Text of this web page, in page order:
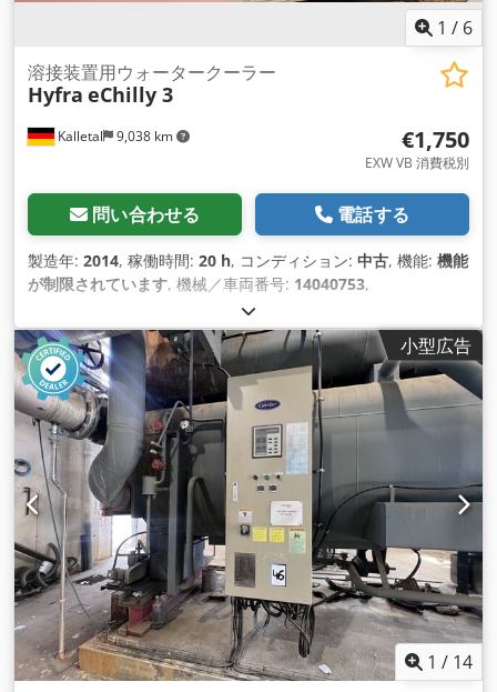
1 / 6
Kalletal 9,038 km
溶接装置用ウォータークーラー
Hyfra eChilly 3
€1,750
EXW VB 消費税別
問い合わせる 電話する
製造年: 2014, 稼働時間: 20 h, コンディション: 中古, 機能: 機能
が制限されています, 機械／車両番号: 14040753,
小型広告
1 / 14